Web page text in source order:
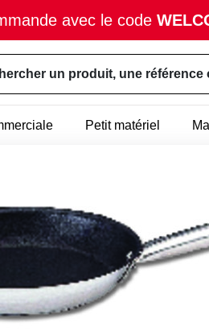
avec le code
un produit, une référence
Petit matériel